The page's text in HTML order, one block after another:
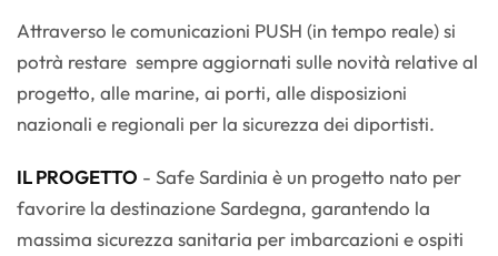
Attraverso le comunicazioni PUSH (in tempo reale) si
potrà restare sempre aggiornati sulle novità relative al
progetto, alle marine, ai porti, alle disposizioni
nazionali e regionali per la sicurezza dei diportisti.
IL PROGETTO - Safe Sardinia è un progetto nato per
favorire la destinazione Sardegna, garantendo la
massima sicurezza sanitaria per imbarcazioni e ospiti